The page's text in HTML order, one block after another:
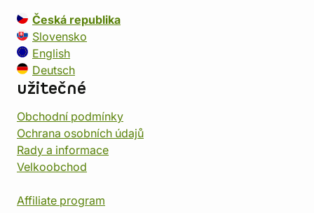
Česká republika
Slovensko
English
Deutsch
užitečné
Obchodní podmínky
Ochrana osobních údajů
Rady a informace
Velkoobchod
Affiliate program